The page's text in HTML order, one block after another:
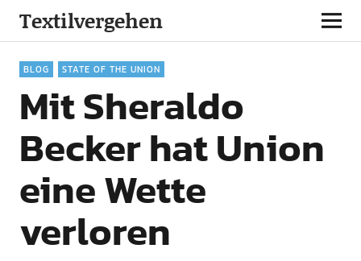
Textilvergehen
BLOG STATE OF THE UNION
Mit Sheraldo
Becker hat Union
eine Wette
verloren